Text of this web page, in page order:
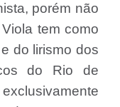
porém não
tem como
do lirismo dos
do Rio de